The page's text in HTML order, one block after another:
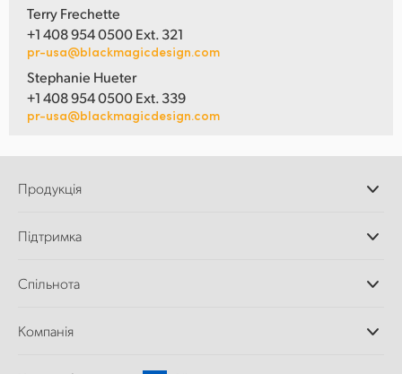
Terry Frechette
+1 408 954 0500 Ext. 321
pr-usa@blackmagicdesign.com
Stephanie Hueter
+1 408 954 0500 Ext. 339
pr-usa@blackmagicdesign.com
Продукція
Додатки DaVinci
Відеомікшери ATEM
Дискові рекордери
Підтримка
Центр підтримки
Спільнота
Компанія